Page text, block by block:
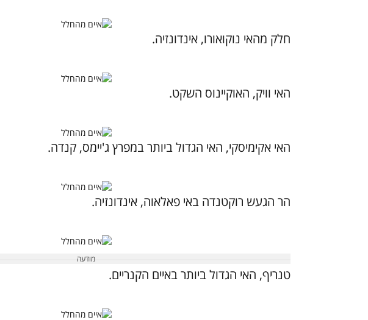
חלק מהאי נוקואורו, אינדונזיה.
האי וויק, האוקיינוס השקט.
האי אקימיסקי, האי הגדול ביותר במפרץ ג'יימס, קנדה.
הר הגעש רוקטנדה באי פאלאוה, אינדונזיה.
טנריף, האי הגדול ביותר באיים הקנריים.